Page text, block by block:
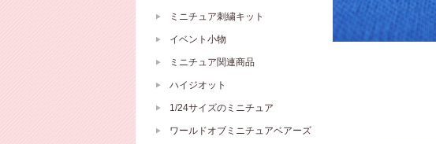
ミニチュア刺繍キット
イベント小物
ミニチュア関連商品
ハイジオット
1/24サイズのミニチュア
ワールドオブミニチュアベアーズ